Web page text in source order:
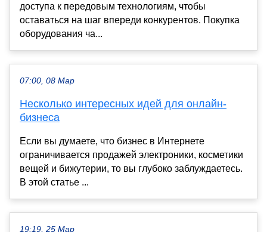
доступа к передовым технологиям, чтобы
оставаться на шаг впереди конкурентов. Покупка
оборудования ча...
07:00, 08 Мар
Несколько интересных идей для онлайн-
бизнеса
Если вы думаете, что бизнес в Интернете
ограничивается продажей электроники, косметики
вещей и бижутерии, то вы глубоко заблуждаетесь.
В этой статье ...
19:19, 25 Мар